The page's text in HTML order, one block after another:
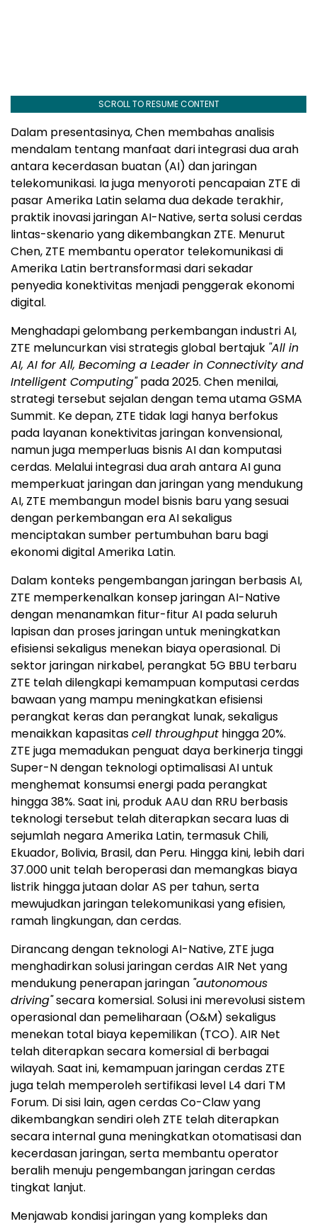
SCROLL TO RESUME CONTENT
Dalam presentasinya, Chen membahas analisis
mendalam tentang manfaat dari integrasi dua arah
antara kecerdasan buatan (AI) dan jaringan
telekomunikasi. Ia juga menyoroti pencapaian ZTE di
pasar Amerika Latin selama dua dekade terakhir,
praktik inovasi jaringan AI-Native, serta solusi cerdas
lintas-skenario yang dikembangkan ZTE. Menurut
Chen, ZTE membantu operator telekomunikasi di
Amerika Latin bertransformasi dari sekadar
penyedia konektivitas menjadi penggerak ekonomi
digital.
Menghadapi gelombang perkembangan industri AI,
ZTE meluncurkan visi strategis global bertajuk "All in
AI, AI for All, Becoming a Leader in Connectivity and
Intelligent Computing"pada 2025. Chen menilai,
strategi tersebut sejalan dengan tema utama GSMA
Summit. Ke depan, ZTE tidak lagi hanya berfokus
pada layanan konektivitas jaringan konvensional,
namun juga memperluas bisnis AI dan komputasi
cerdas. Melalui integrasi dua arah antara AI guna
memperkuat jaringan dan jaringan yang mendukung
AI, ZTE membangun model bisnis baru yang sesuai
dengan perkembangan era AI sekaligus
menciptakan sumber pertumbuhan baru bagi
ekonomi digital Amerika Latin.
Dalam konteks pengembangan jaringan berbasis AI,
ZTE memperkenalkan konsep jaringan AI-Native
dengan menanamkan fitur-fitur AI pada seluruh
lapisan dan proses jaringan untuk meningkatkan
efisiensi sekaligus menekan biaya operasional. Di
sektor jaringan nirkabel, perangkat 5G BBU terbaru
ZTE telah dilengkapi kemampuan komputasi cerdas
bawaan yang mampu meningkatkan efisiensi
perangkat keras dan perangkat lunak, sekaligus
menaikkan kapasitascell throughput hingga 20%.
ZTE juga memadukan penguat daya berkinerja tinggi
Super-N dengan teknologi optimalisasi AI untuk
menghemat konsumsi energi pada perangkat
hingga 38%. Saat ini, produk AAU dan RRU berbasis
teknologi tersebut telah diterapkan secara luas di
sejumlah negara Amerika Latin, termasuk Chili,
Ekuador, Bolivia, Brasil, dan Peru. Hingga kini, lebih dari
37.000 unit telah beroperasi dan memangkas biaya
listrik hingga jutaan dolar AS per tahun, serta
mewujudkan jaringan telekomunikasi yang efisien,
ramah lingkungan, dan cerdas.
Dirancang dengan teknologi AI-Native, ZTE juga
menghadirkan solusi jaringan cerdas AIR Net yang
mendukung penerapan jaringan "autonomous
driving"secara komersial. Solusi ini merevolusi sistem
operasional dan pemeliharaan (O&M) sekaligus
menekan total biaya kepemilikan (TCO). AIR Net
telah diterapkan secara komersial di berbagai
wilayah. Saat ini, kemampuan jaringan cerdas ZTE
juga telah memperoleh sertifikasi level L4 dari TM
Forum. Di sisi lain, agen cerdas Co-Claw yang
dikembangkan sendiri oleh ZTE telah diterapkan
secara internal guna meningkatkan otomatisasi dan
kecerdasan jaringan, serta membantu operator
beralih menuju pengembangan jaringan cerdas
tingkat lanjut.
Menjawab kondisi jaringan yang kompleks dan